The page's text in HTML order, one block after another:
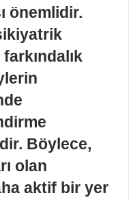
önemlidir.
Böylece,
olan
aktif bir yer